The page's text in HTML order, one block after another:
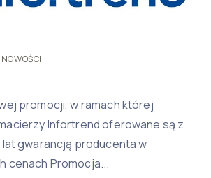
NOWOŚCI
promocji, w ramach której
Infortrend oferowane są z
lat gwarancją producenta w
cenach Promocja...